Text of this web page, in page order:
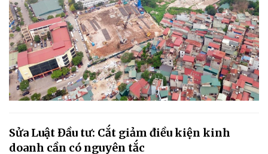
Sửa Luật Đầu tư: Cắt giảm điều kiện kinh
doanh cần có nguyên tắc